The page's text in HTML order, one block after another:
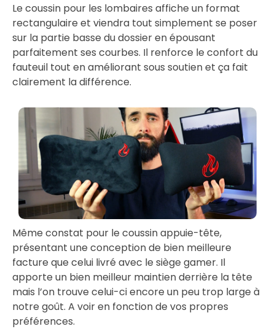
Le coussin pour les lombaires affiche un format
rectangulaire et viendra tout simplement se poser
sur la partie basse du dossier en épousant
parfaitement ses courbes. Il renforce le confort du
fauteuil tout en améliorant sous soutien et ça fait
clairement la différence.
Même constat pour le coussin appuie-tête,
présentant une conception de bien meilleure
facture que celui livré avec le siège gamer. Il
apporte un bien meilleur maintien derrière la tête
mais l’on trouve celui-ci encore un peu trop large à
notre goût. A voir en fonction de vos propres
préférences.